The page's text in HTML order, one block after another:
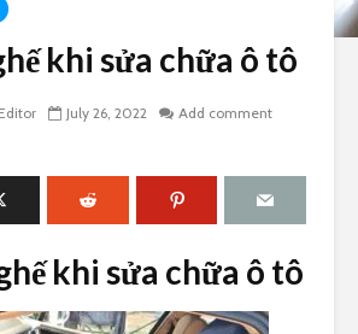
khi sửa chữa ô tô
July 26, 2022
Add comment
khi sửa chữa ô tô